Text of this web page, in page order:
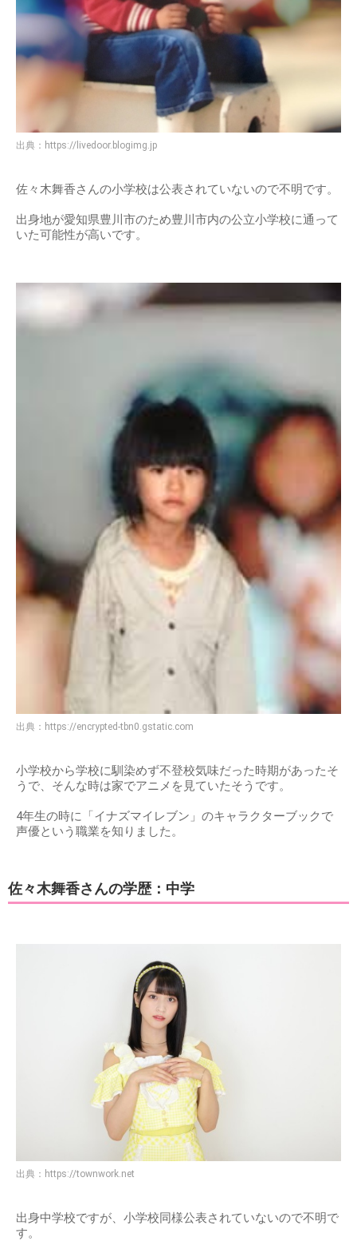
出典： https://livedoor.blogimg.jp
佐々木舞香さんの小学校は公表されていないので不明です。
出身地が愛知県豊川市のため豊川市内の公立小学校に通って
いた可能性が高いです。
出典： https://encrypted-tbn0.gstatic.com
小学校から学校に馴染めず不登校気味だった時期があったそ
うで、そんな時は家でアニメを見ていたそうです。
4年生の時に「イナズマイレブン」のキャラクターブックで
声優という職業を知りました。
佐々木舞香さんの学歴：中学
出典： https://townwork.net
出身中学校ですが、小学校同様公表されていないので不明で
す。